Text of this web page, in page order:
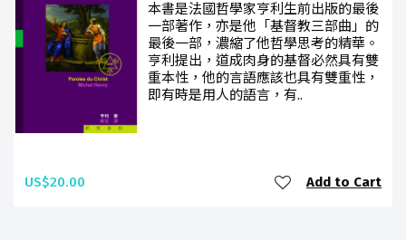
本書是法國哲學家亨利生前出版的最後
一部著作，亦是他「基督教三部曲」的
最後一部，濃縮了他哲學思考的精華。
亨利提出，道成肉身的基督必然具有雙
重本性，他的言語應該也具有雙重性，
即有時是用人的語言，有..
US$20.00 Add to Cart